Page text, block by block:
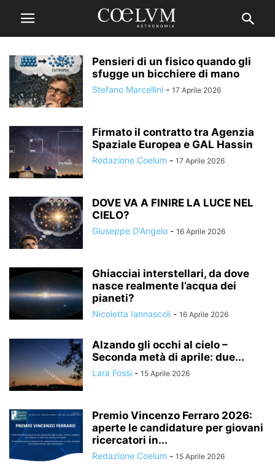
Pensieri di un fisico quando gli
sfugge un bicchiere di mano
Stefano Marcellini - 17 Aprile 2026
Firmato il contratto tra Agenzia
Spaziale Europea e GAL Hassin
Redazione Coelum - 17 Aprile 2026
DOVE VA A FINIRE LA LUCE NEL
CIELO?
Giuseppe D'Angelo - 16 Aprile 2026
Ghiacciai interstellari, da dove
nasce realmente l’acqua dei
pianeti?
Nicoletta Iannascoli - 16 Aprile 2026
Alzando gli occhi al cielo –
Seconda metà di aprile: due...
Lara Fossi - 15 Aprile 2026
Premio Vincenzo Ferraro 2026:
aperte le candidature per giovani
ricercatori in...
Redazione Coelum - 15 Aprile 2026